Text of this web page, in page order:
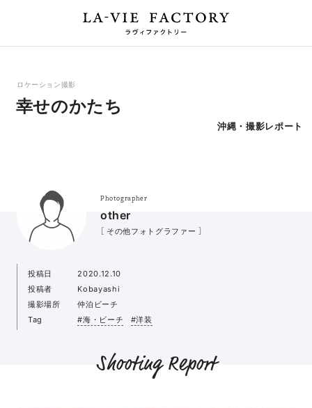
ロケーション撮影
幸せのかたち
沖縄・撮影レポート
Photographer
other
［ その他フォトグラファー ］
投稿日
2020.12.10
投稿者
Kobayashi
撮影場所
仲泊ビーチ
Tag
#海・ビーチ #洋装
Shooting Report